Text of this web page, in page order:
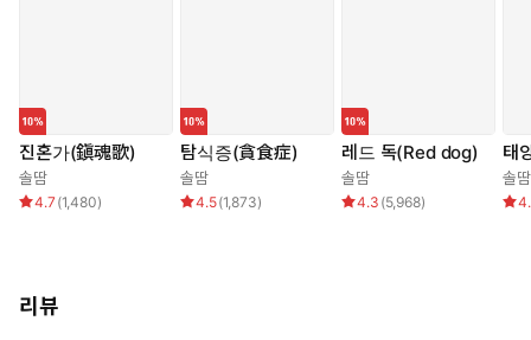
“손님께 왜 이런 곡조가 필요한지 모르겠어서요.”
“궁금하구나. 연주해 보렴.”
진혼가(鎭魂歌)
솔땀
4.7 (1,480)
탐식증(貪食症)
솔땀
4.5(1,873)
레드 독(Red dog)
솔땀
4.3 (5,968)
태
솔땀
리뷰